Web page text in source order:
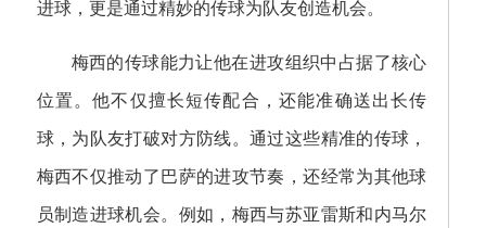
进球，更是通过精妙的传球为队友创造机会。
梅西的传球能力让他在进攻组织中占据了核心
位置。他不仅擅长短传配合，还能准确送出长传
球，为队友打破对方防线。通过这些精准的传球，
梅西不仅推动了巴萨的进攻节奏，还经常为其他球
员制造进球机会。例如，梅西与苏亚雷斯和内马尔